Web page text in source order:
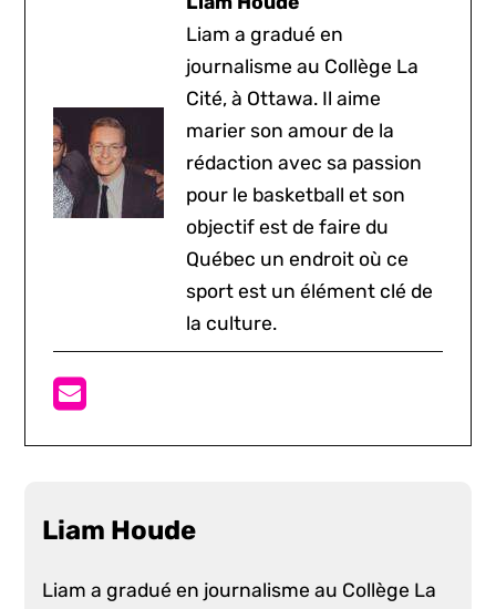
Liam a gradué en
journalisme au Collège La
Cité, à Ottawa. Il aime
marier son amour de la
rédaction avec sa passion
pour le basketball et son
objectif est de faire du
Québec un endroit où ce
sport est un élément clé de
la culture.
Liam Houde
Liam a gradué en journalisme au Collège La